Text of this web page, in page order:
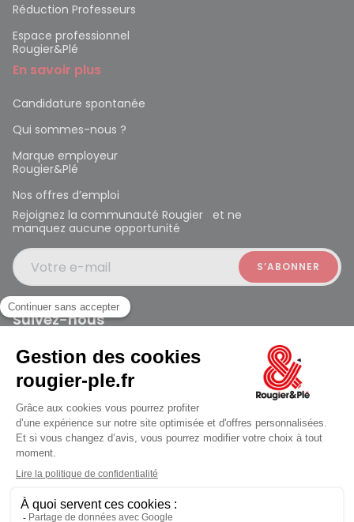
Réduction Professeurs
Espace professionnel
Rougier&Plé
En savoir plus
Candidature spontanée
Qui sommes-nous ?
Marque employeur
Rougier&Plé
Nos offres d’emploi
Rejoignez la communauté Rougier et ne
manquez aucune opportunité
Votre e-mail
Suivez-nous
Rougier et Plé 2024 Copyright
Mentions légales
Conditions générales des ventes